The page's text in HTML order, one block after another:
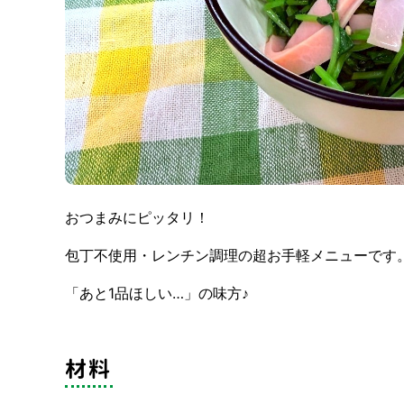
おつまみにピッタリ！
包丁不使用・レンチン調理の超お手軽メニューです
「あと1品ほしい…」の味方♪
材料